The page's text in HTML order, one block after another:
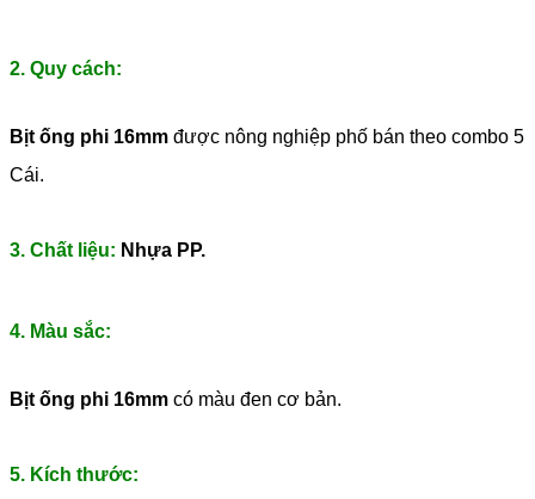
2. Quy cách:
Bịt ống phi 16mm được nông nghiệp phố bán theo combo 5
Cái.
3. Chất liệu: Nhựa PP.
4. Màu sắc:
Bịt ống phi 16mm có màu đen cơ bản.
5. Kích thước: